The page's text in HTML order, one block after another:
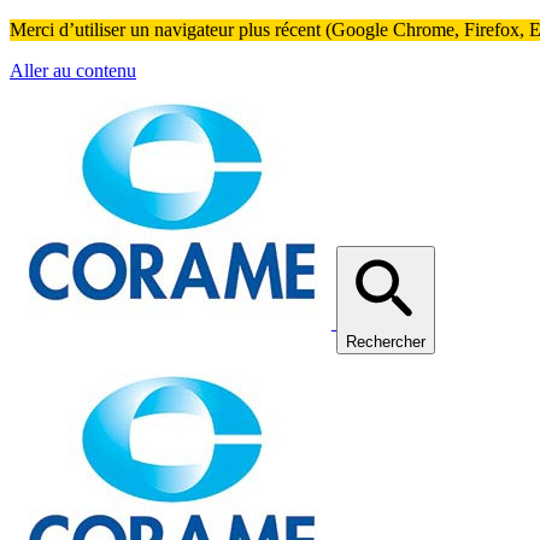
Merci d’utiliser un navigateur plus récent (Google Chrome, Firefox,
Aller au contenu
Rechercher